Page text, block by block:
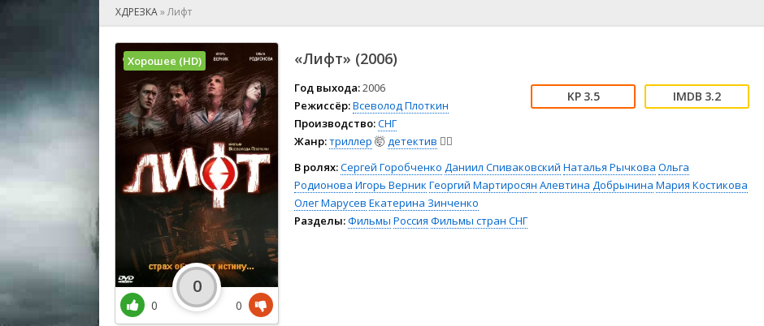
🕺 Мюзикл
👨‍💻 Реальное тв
👨‍👩‍👧‍👦 Семейный
⚽ Спорт
🎤 Ток-шоу
😱 Ужасы
🧙‍♀️ Фантастика
🏅 Церемония
ХДРЕЗКА»Лифт
«Лифт» (2006)
Год выхода:2006
Режиссёр:Всеволод Плоткин
Производство:СНГ
Жанр:триллер 🤯детектив 🕵️‍♂️
3.5 3.2
В ролях:Сергей Горобченко Даниил Спиваковский Наталья Рычкова Ольга
Родионова Игорь Верник Георгий Мартиросян Алевтина Добрынина Мария Костикова
Олег Марусев Екатерина Зинченко
Разделы:Фильмы Россия Фильмы стран СНГ
Хорошее (HD)
0
0
0